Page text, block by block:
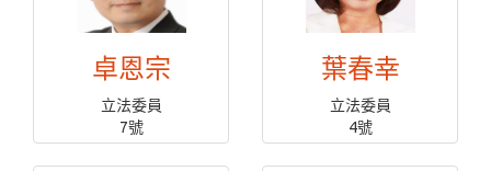
卓恩宗
立法委員
7號
葉春幸
立法委員
4號